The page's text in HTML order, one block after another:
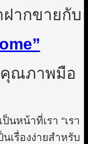
ากขายกับ
ณภาพมือ
นหน้าที่เรา “เรา
เรื่องง่ายสำหรับ